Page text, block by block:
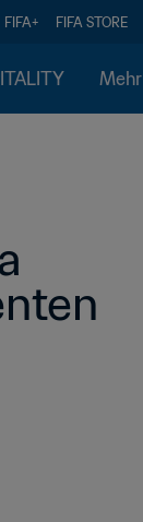
FIFA+ FIFA STORE
Mehr